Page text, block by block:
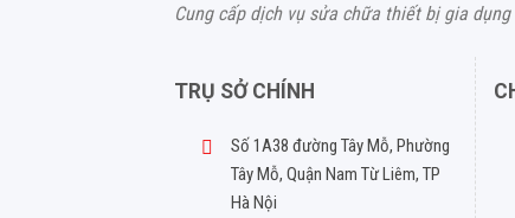
Cung cấp dịch vụ sửa chữa thiết bị gia
TRỤ SỞ CHÍNH
Số 1A38 đường Tây Mỗ, Phường
Tây Mỗ, Quận Nam Từ Liêm, TP
Hà Nội